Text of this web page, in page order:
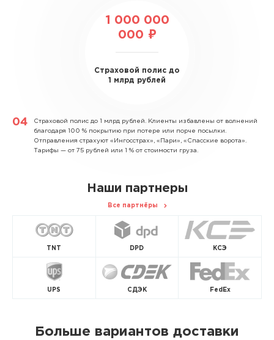
1 000 000
000 ₽
Страховой полис до
1 млрд рублей
Страховой полис до 1 млрд рублей. Клиенты избавлены от волнений
благодаря 100 % покрытию при потере или порче посылки.
Отправления страхуют «Ингосстрах», «Пари», «Спасские ворота».
Тарифы — от 75 рублей или 1 % от стоимости груза.
Наши партнеры
Все партнёры
TNT DPD КСЭ
UPS СДЭК FedEx
Больше вариантов доставки